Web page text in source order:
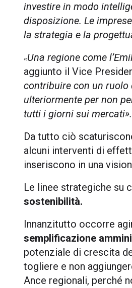
investire in modo
disposizione. Le
la strategia e la
«Una regione come
aggiunto il Vice
contribuire con un ruolo
ulteriormente per non
tutti i giorni sui mercati».
Da tutto ciò
alcuni interventi di
inseriscono in una
Le linee strategiche su
sostenibilità.
Innanzitutto occorre
semplificazione
potenziale di crescita
togliere e non
Ance regionali, perché